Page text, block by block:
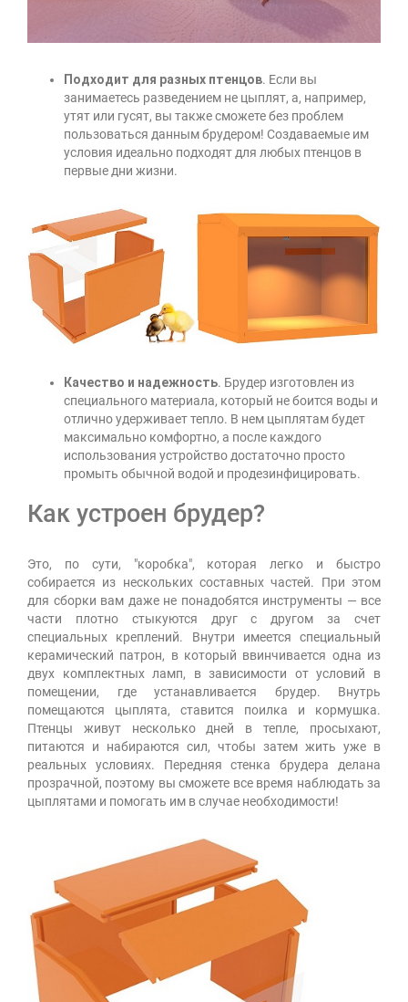
Подходит для разных птенцов. Если вы
занимаетесь разведением не цыплят, а, например,
утят или гусят, вы также сможете без проблем
пользоваться данным брудером! Создаваемые им
условия идеально подходят для любых птенцов в
первые дни жизни.
Качество и надежность. Брудер изготовлен из
специального материала, который не боится воды и
отлично удерживает тепло. В нем цыплятам будет
максимально комфортно, а после каждого
использования устройство достаточно просто
промыть обычной водой и продезинфицировать.
Как устроен брудер?
Это, по сути, "коробка", которая легко и быстро
собирается из нескольких составных частей. При этом
для сборки вам даже не понадобятся инструменты — все
части плотно стыкуются друг с другом за счет
специальных креплений. Внутри имеется специальный
керамический патрон, в который ввинчивается одна из
двух комплектных ламп, в зависимости от условий в
помещении, где устанавливается брудер. Внутрь
помещаются цыплята, ставится поилка и кормушка.
Птенцы живут несколько дней в тепле, просыхают,
питаются и набираются сил, чтобы затем жить уже в
реальных условиях. Передняя стенка брудера делана
прозрачной, поэтому вы сможете все время наблюдать за
цыплятами и помогать им в случае необходимости!